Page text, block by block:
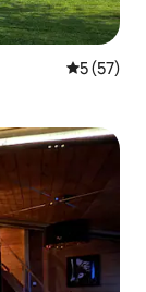
5 (57)